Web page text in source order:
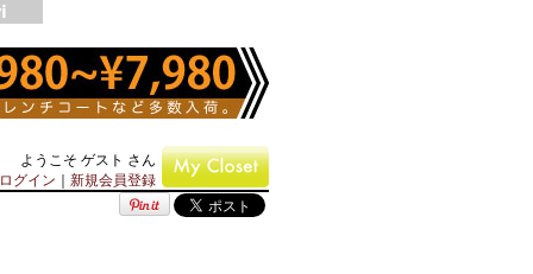
ようこそ ゲスト さん
ログイン
新規会員登録